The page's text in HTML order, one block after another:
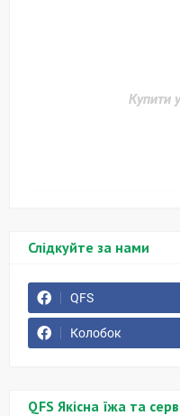
Купити
Слідкуйте за нами
QFS
Колобок
QFS Якісна їжа та